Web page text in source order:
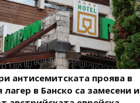
антисемитската проява в
лагер в Банско са замесени и